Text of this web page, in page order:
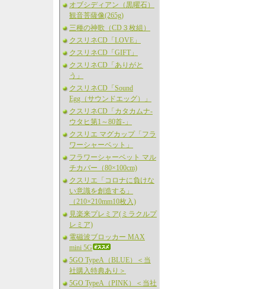
オブシディアン（黒曜石）
観音菩薩像(265g)
三種の神歌（CD３枚組）
クスリネCD「LOVE」
クスリネCD「GIFT」
クスリネCD「ありがと
う」
クスリネCD「Sound
Egg（サウンドエッグ）」
クスリネCD「カタカムナ-
ウタヒ第1～80首-」
クスリエ マグカップ「フラ
ワーシャーベット」
フラワーシャーベット マル
チカバー（80×100cm)
クスリエ「コロナに負けな
い意識を創造する」
（210×210mm10枚入)
見楽来プレミア(ミラクルプ
レミア)
電磁波ブロッカー MAX
mini 5G
5GO TypeA（BLUE）＜当
社購入特典あり＞
5GO TypeA（PINK）＜当社